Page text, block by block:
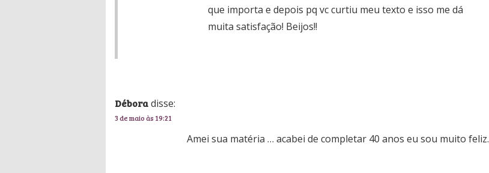
que importa e depois pq vc curtiu meu texto e isso me dá
muita satisfação! Beijos!!
Déboradisse:
3 de maio às 19:21
Amei sua matéria … acabei de completar 40 anos eu sou muito feliz.